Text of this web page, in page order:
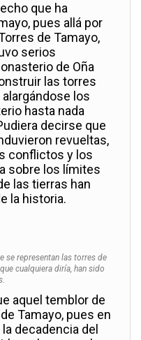
que ha
pues allá por
de Tamayo,
serios
de Oña
las torres
los
hasta nada
decirse que
revueltas,
conflictos y los
sobre los límites
las tierras han
la historia.
se representan las torres de
cualquiera diría, han sido
aquel temblor de
Tamayo, pues en
decadencia del